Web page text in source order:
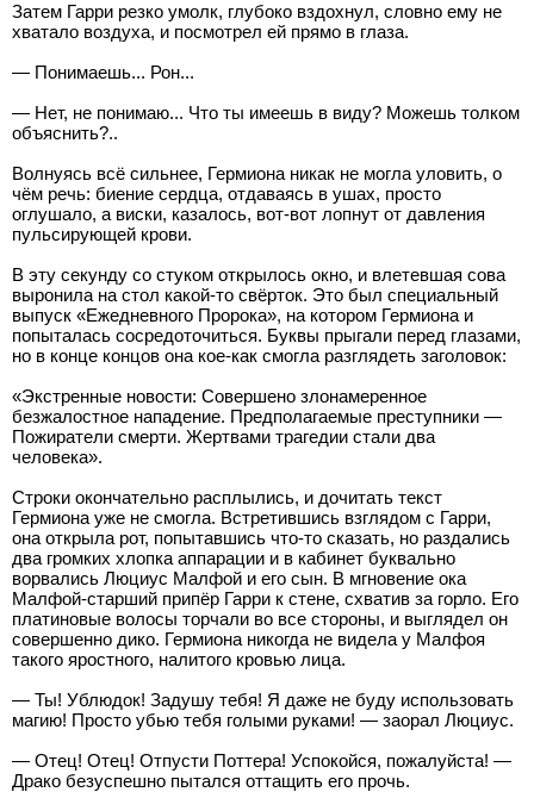
Затем Гарри резко умолк, глубоко вздохнул, словно ему не
хватало воздуха, и посмотрел ей прямо в глаза.
— Понимаешь... Рон...
— Нет, не понимаю... Что ты имеешь в виду? Можешь толком
объяснить?..
Волнуясь всё сильнее, Гермиона никак не могла уловить, о
чём речь: биение сердца, отдаваясь в ушах, просто
оглушало, а виски, казалось, вот-вот лопнут от давления
пульсирующей крови.
В эту секунду со стуком открылось окно, и влетевшая сова
выронила на стол какой-то свёрток. Это был специальный
выпуск «Ежедневного Пророка», на котором Гермиона и
попыталась сосредоточиться. Буквы прыгали перед глазами,
но в конце концов она кое-как смогла разглядеть заголовок:
«Экстренные новости: Совершено злонамеренное
безжалостное нападение. Предполагаемые преступники —
Пожиратели смерти. Жертвами трагедии стали два
человека».
Строки окончательно расплылись, и дочитать текст
Гермиона уже не смогла. Встретившись взглядом с Гарри,
она открыла рот, попытавшись что-то сказать, но раздались
два громких хлопка аппарации и в кабинет буквально
ворвались Люциус Малфой и его сын. В мгновение ока
Малфой-старший припёр Гарри к стене, схватив за горло. Его
платиновые волосы торчали во все стороны, и выглядел он
совершенно дико. Гермиона никогда не видела у Малфоя
такого яростного, налитого кровью лица.
— Ты! Ублюдок! Задушу тебя! Я даже не буду использовать
магию! Просто убью тебя голыми руками! — заорал Люциус.
— Отец! Отец! Отпусти Поттера! Успокойся, пожалуйста! —
Драко безуспешно пытался оттащить его прочь.